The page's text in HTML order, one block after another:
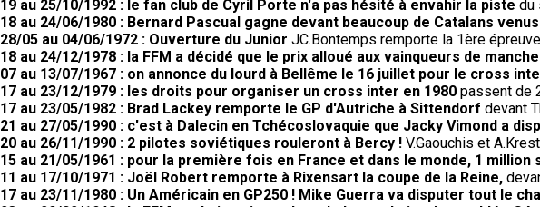
19 au 25/10/1992 : le fan club de Cyril Porte n'a pas hésité à envahir la piste du
18 au 24/06/1980 : Bernard Pascual gagne devant beaucoup de Catalans
28/05 au 04/06/1972 : Ouverture du Junior JC.Bontemps remporte la 1ère
18 au 24/12/1978 : la FFM a décidé que le prix alloué aux vainqueurs de
07 au 13/07/1967 : on annonce du lourd à Bellême le 16 juillet pour le cross
17 au 23/12/1979 : les droits pour organiser un cross inter en 1980 passent de
17 au 23/05/1982 : Brad Lackey remporte le GP d'Autriche à Sittendorf devant
21 au 27/05/1990 : c'est à Dalecin en Tchécoslovaquie que Jacky Vimond a
20 au 26/11/1990 : 2 pilotes soviétiques rouleront à Bercy ! V.Gaouchis et
15 au 21/05/1961 : pour la première fois en France et dans le monde, 1
11 au 17/10/1971 : Joël Robert remporte à Rixensart la coupe de la Reine,
17 au 23/11/1980 : Un Américain en GP250 ! Mike Guerra va disputer tout le